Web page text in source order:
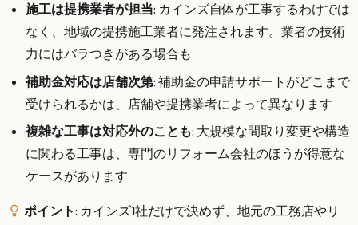
施工は提携業者が担当: カインズ自体が工事するわけでは
なく、地域の提携施工業者に発注されます。業者の技術
力にはバラつきがある場合も
補助金対応は店舗次第: 補助金の申請サポートがどこまで
受けられるかは、店舗や提携業者によって異なります
複雑な工事は対応外のことも: 大規模な間取り変更や構造
に関わる工事は、専門のリフォーム会社のほうが得意な
ケースがあります
ポイント: カインズ1社だけで決めず、地元の工務店やリ